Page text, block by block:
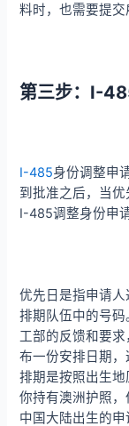
料时，也需要提交
第三步：I-
I-485身份调整申
到批准之后，当
I-485调整身份申请
优先日是指申请
排期队伍中的号
工部的反馈和要
布一份安排日期
排期是按照出生
你持有澳洲护照
中国大陆出生的